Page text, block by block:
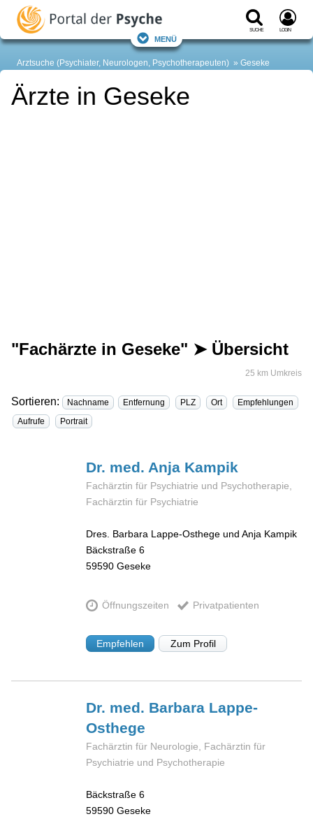
Suche Login
Menü
Arztsuche (Psychiater, Neurologen, Psychotherapeuten) Geseke
Ärzte in Geseke
"Fachärzte in Geseke" ➤ Übersicht
25 km Umkreis
Sortieren: Nachname Entfernung PLZ Ort
Empfehlungen
Aufrufe
Portrait
Dr. med. Anja Kampik
Fachärztin für Psychiatrie und Psychotherapie,
Fachärztin für Psychiatrie
Dres. Barbara Lappe-Osthege und Anja Kampik
Bäckstraße 6
59590 Geseke
Öffnungszeiten Privatpatienten
Empfehlen Zum Profil
Dr. med. Barbara Lappe-
Osthege
Fachärztin für Neurologie, Fachärztin für
Psychiatrie und Psychotherapie
Bäckstraße 6
59590 Geseke